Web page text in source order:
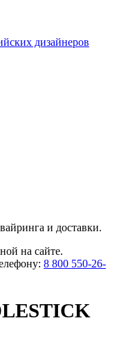
дизайнеров
и доставки.
на сайте.
8 800 550-26-